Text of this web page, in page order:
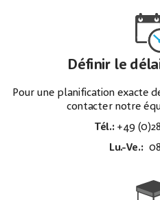
Définir le
Pour une planification exacte
contacter notre
Tél.: +49
Lu.-Ve.: